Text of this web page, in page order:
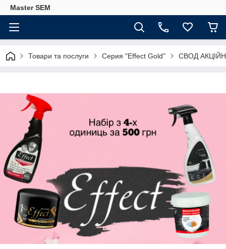
Master SEM
Товари та послуги Серия "Effect Gold" СВОД